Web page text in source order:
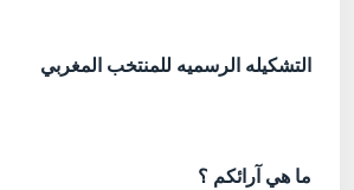
التشكيله الرسميه للمنتخب المغربي
ما هي آرائكم ؟